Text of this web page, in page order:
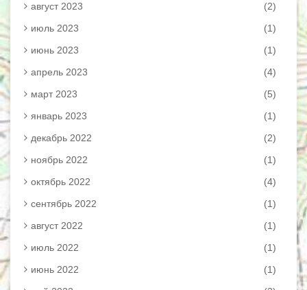
август 2023
(2)
июль 2023
(1)
июнь 2023
(1)
апрель 2023
(4)
март 2023
(5)
январь 2023
(1)
декабрь 2022
(2)
ноябрь 2022
(1)
октябрь 2022
(4)
сентябрь 2022
(1)
август 2022
(1)
июль 2022
(1)
июнь 2022
(1)